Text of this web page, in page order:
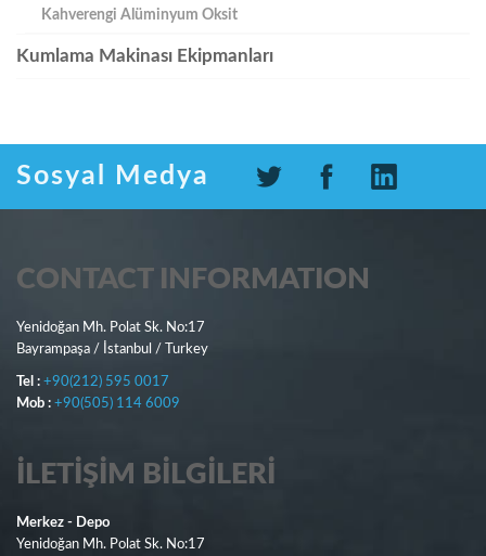
Kahverengi Alüminyum Oksit
Kumlama Makinası Ekipmanları
Sosyal Medya
CONTACT INFORMATION
Yenidoğan Mh. Polat Sk. No:17
Bayrampaşa / İstanbul / Turkey
Tel : +90(212) 595 0017
Mob : +90(505) 114 6009
İLETIŞIM BILGILERI
Merkez - Depo
Yenidoğan Mh. Polat Sk. No:17